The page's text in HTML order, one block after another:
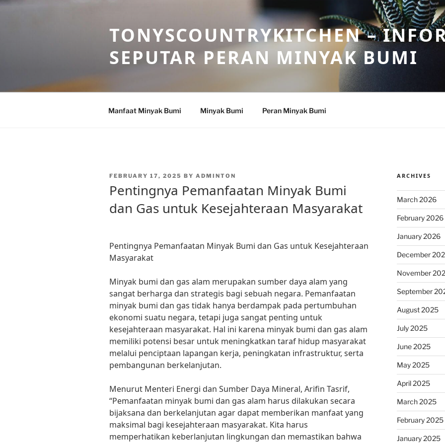
Skip
TONYSCOUNTRYKITCHEN –
SEPUTAR PERAN MINYAK BUMI
Manfaat Minyak Bumi Minyak Bumi Peran Minyak Bumi
POSTED
FEBRUARY 17, 2025 BY ADMINTON
Pentingnya Pemanfaatan Minyak Bumi
dan Gas untuk Kesejahteraan Masyarakat
Pentingnya Pemanfaatan Minyak Bumi dan Gas untuk Kesejahteraan
Masyarakat
Minyak bumi dan gas alam merupakan sumber daya alam yang
sangat berharga dan strategis bagi sebuah negara. Pemanfaatan
minyak bumi dan gas tidak hanya berdampak pada pertumbuhan
ekonomi suatu negara, tetapi juga sangat penting untuk
kesejahteraan masyarakat. Hal ini karena minyak bumi dan gas alam
memiliki potensi besar untuk meningkatkan taraf hidup masyarakat
melalui penciptaan lapangan kerja, peningkatan infrastruktur, serta
pembangunan berkelanjutan.
Menurut Menteri Energi dan Sumber Daya Mineral, Arifin Tasrif,
“Pemanfaatan minyak bumi dan gas alam harus dilakukan secara
bijaksana dan berkelanjutan agar dapat memberikan manfaat yang
maksimal bagi kesejahteraan masyarakat. Kita harus
memperhatikan keberlanjutan lingkungan dan memastikan bahwa
ARCHIVES
March 2026
February 2026
January 2026
December
November
September
August 2025
July 2025
June 2025
May 2025
April 2025
March 2025
February 2025
January 2025